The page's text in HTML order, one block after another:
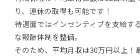
り、連休の取得も可能です！
待遇面ではインセンティブを支給す
な報酬体制を整備。
そのため、平均月収は30万円以上！